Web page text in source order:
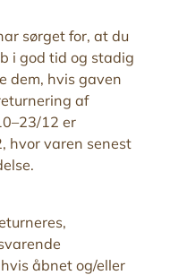
sørget for, at du
i god tid og stadig
dem, hvis gaven
af
12 er
hvor varen senest
åbnet og/eller